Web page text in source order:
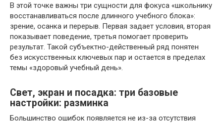
В этой точке важны три сущности для фокуса «школьнику
восстанавливаться после длинного учебного блока»:
зрение, осанка и перерыв. Первая задает условия, вторая
показывает поведение, третья помогает проверить
результат. Такой субъектно-действенный ряд понятен
без искусственных ключевых пар и остается в пределах
темы «здоровый учебный день».
Свет, экран и посадка: три базовые
настройки: разминка
Большинство ошибок появляется не из-за отсутствия